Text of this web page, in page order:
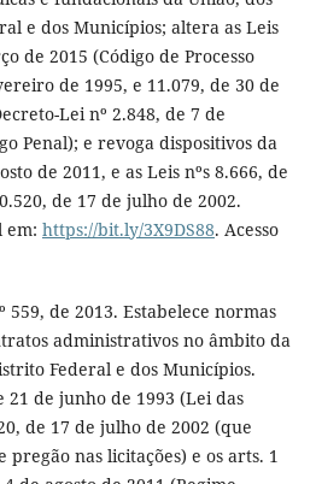
e dos Municípios; altera as Leis
de 2015 (Código de Processo
de 1995, e 11.079, de 30 de
Lei nº 2.848, de 7 de
Penal); e revoga dispositivos da
de 2011, e as Leis nºs 8.666, de
de 17 de julho de 2002.
em: https://bit.ly/3X9DS88. Acesso
559, de 2013. Estabelece normas
administrativos no âmbito da
Federal e dos Municípios.
21 de junho de 1993 (Lei das
de 17 de julho de 2002 (que
nas licitações) e os arts. 1